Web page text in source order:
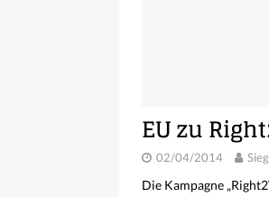
EU zu
02/04/2014
Die Kampagne